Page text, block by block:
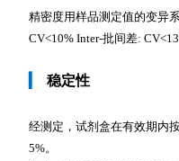
精密度用样品测定值的变异
CV<10% Inter-批间差:
稳定性
经测定，试剂盒在有效期内
5%。